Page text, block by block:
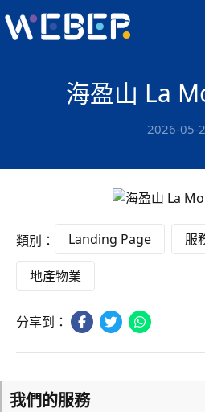
海盈山 La
2026-05-
類別： Landing Page 服
地產物業
分享到：
我們的服務